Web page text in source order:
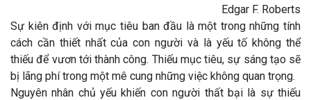
Edgar F. Roberts
Sự kiên định với mục tiêu ban đầu là một trong những tính
cách cần thiết nhất của con người và là yếu tố không thể
thiếu để vươn tới thành công. Thiếu mục tiêu, sự sáng tạo sẽ
bị lãng phí trong một mê cung những việc không quan trọng.
Nguyên nhân chủ yếu khiến con người thất bại là sự thiếu